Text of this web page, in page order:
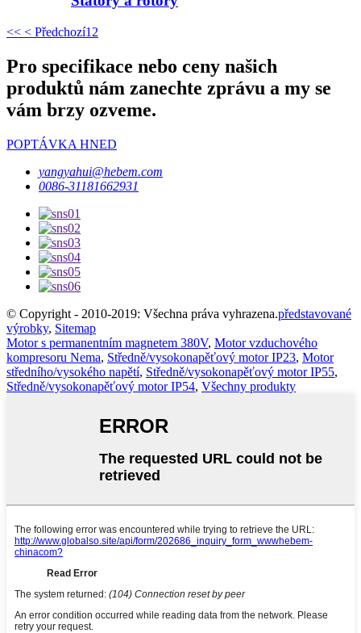
<< < Předchozí1 2
Pro specifikace nebo ceny našich
produktů nám zanechte zprávu a my se
vám brzy ozveme.
POPTÁVKA HNED
yangyahui@hebem.com
0086-31181662931
© Copyright - 2010-2019: Všechna práva vyhrazena.představované
výrobky, Sitemap
Motor s permanentním magnetem 380V, Motor vzduchového
kompresoru Nema, Středně/vysokonapěťový motor IP23, Motor
středního/vysokého napětí, Středně/vysokonapěťový motor IP55,
Středně/vysokonapěťový motor IP54, Všechny produkty